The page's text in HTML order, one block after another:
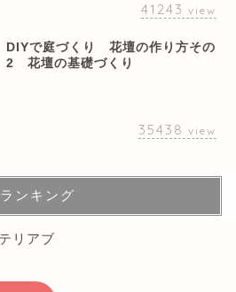
41243 view
DIYで庭づくり 花壇の作り方その
2 花壇の基礎づくり
35438 view
ランキング